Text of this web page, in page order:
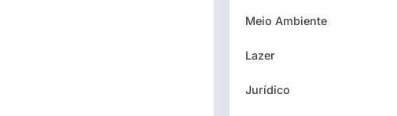
Meio Ambiente
Lazer
Jurídico